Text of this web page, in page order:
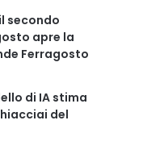
secondo
apre la
Ferragosto
di IA stima
del